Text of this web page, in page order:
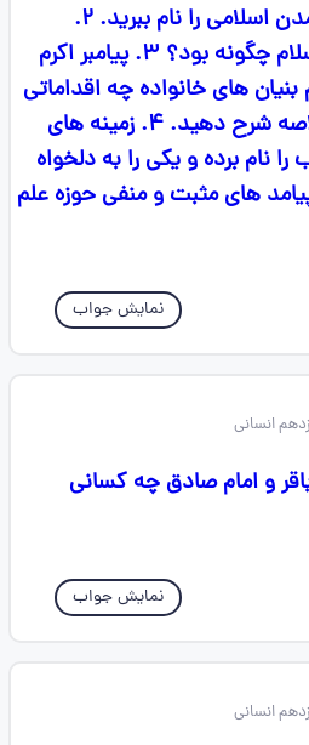
۱. ۴ مورد از معیار های تمدن اسلامی را نام ببرید. ۲.
اوضاع فرهنگی پیش از اسلام چگونه بود؟ ۳. پیامبر اکرم
های خانواده چه اقداماتی
انجام دادند؟ بصورت خلاصه شرح دهید. ۴. زمینه های
نام برده و یکی را به دلخواه
۵. آثار و پیامد های مثبت و منفی حوزه علم
نمایش جواب
و امام صادق چه کسانی
نمایش جواب